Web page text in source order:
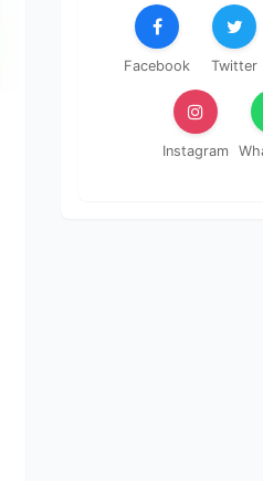
Facebook Twitter
Instagram